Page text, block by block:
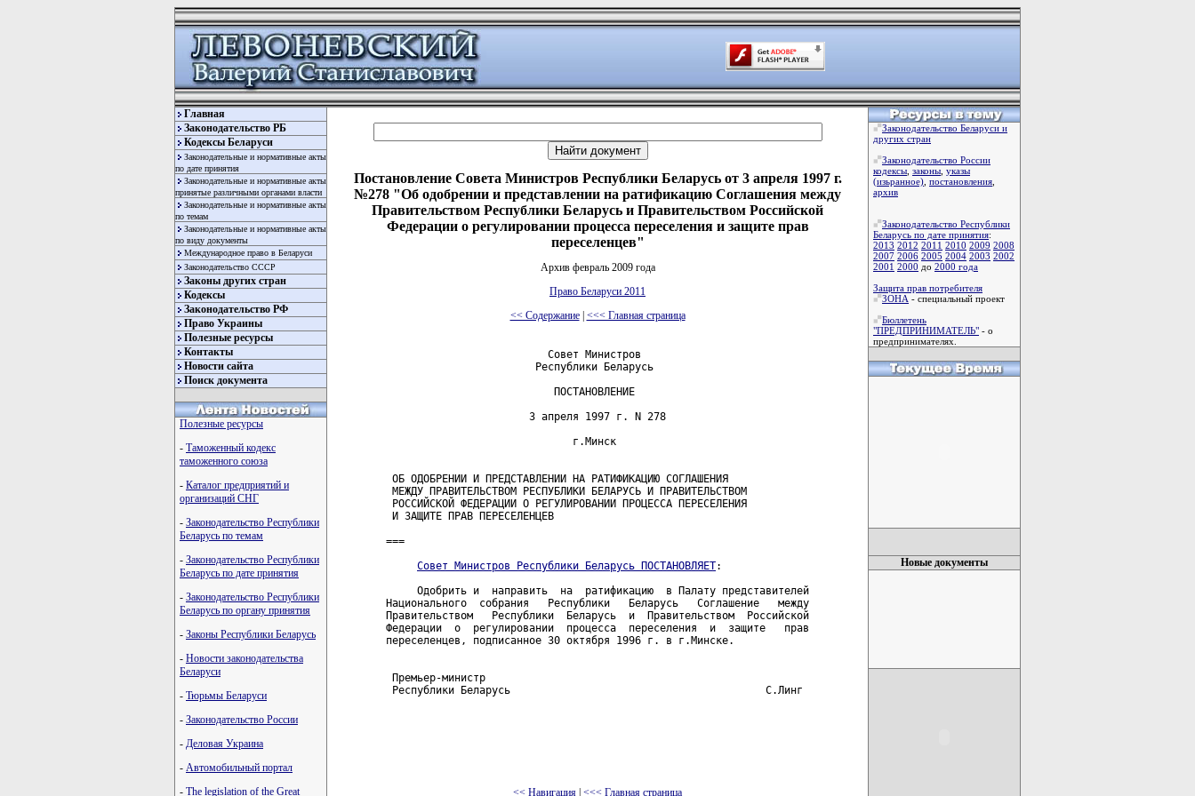
Главная
Законодательство РБ
Кодексы Беларуси
Законодательные и нормативные акты
по дате принятия
Законодательные и нормативные акты
принятые различными органами власти
Законодательные и нормативные акты
по темам
Законодательные и нормативные акты
по виду документы
Международное право в Беларуси
Законодательство СССР
Законы других стран
Кодексы
Законодательство РФ
Право Украины
Полезные ресурсы
Контакты
Новости сайта
Поиск документа
Полезные ресурсы
- Таможенный кодекс
таможенного союза
- Каталог предприятий и
организаций СНГ
- Законодательство Республики
Беларусь по темам
- Законодательство Республики
Беларусь по дате принятия
- Законодательство Республики
Беларусь по органу принятия
- Законы Республики Беларусь
- Новости законодательства
Беларуси
- Тюрьмы Беларуси
- Законодательство России
- Деловая Украина
- Автомобильный портал
- The legislation of the Great
Постановление Совета Министров Республики Беларусь от 3 апреля 1997 г.
№278 "Об одобрении и представлении на ратификацию Соглашения между
Правительством Республики Беларусь и Правительством Российской
Федерации о регулировании процесса переселения и защите прав
переселенцев"
Архив февраль 2009 года
Право Беларуси 2011
<< Содержание| <<< Главная страница
                          Совет Министров
                        Республики Беларусь
                           ПОСТАНОВЛЕНИЕ
                       3 апреля 1997 г. N 278
                              г.Минск
ОБ ОДОБРЕНИИ И ПРЕДСТАВЛЕНИИ НА РАТИФИКАЦИЮ СОГЛАШЕНИЯ
МЕЖДУ ПРАВИТЕЛЬСТВОМ РЕСПУБЛИКИ БЕЛАРУСЬ И ПРАВИТЕЛЬСТВОМ
РОССИЙСКОЙ ФЕДЕРАЦИИ О РЕГУЛИРОВАНИИ ПРОЦЕССА ПЕРЕСЕЛЕНИЯ
И ЗАЩИТЕ ПРАВ ПЕРЕСЕЛЕНЦЕВ
===
Совет Министров Республики Беларусь ПОСТАНОВЛЯЕТ:
     Одобрить и  направить  на  ратификацию  в Палату представителей
Национального  собрания   Республики   Беларусь   Соглашение   между
Правительством   Республики  Беларусь  и  Правительством  Российской
Федерации  о  регулировании  процесса  переселения  и  защите   прав
переселенцев, подписанное 30 октября 1996 г. в г.Минске.
Премьер-министр
Республики Беларусь                                         С.Линг
<< Навигация <<< Главная страница
Законодательство Беларуси и
других стран
Законодательство России
кодексы законы указы
(изьранное) постановления
архив
Законодательство Республики
Беларусь по дате принятия:
2013 2012 2011 2010 2009 2008
2007 2006 2005 2004 2003 2002
2001 2000 до 2000 года
Защита прав потребителя
ЗОНА - специальный проект
Бюллетень
"ПРЕДПРИНИМАТЕЛЬ" - о
предпринимателях.
Новые документы